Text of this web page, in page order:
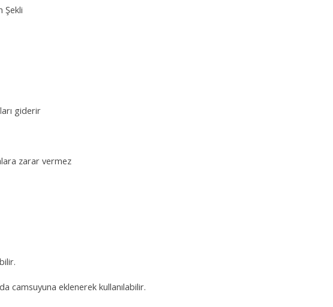
Şekli
giderir
zarar vermez
camsuyuna eklenerek kullanılabilir.